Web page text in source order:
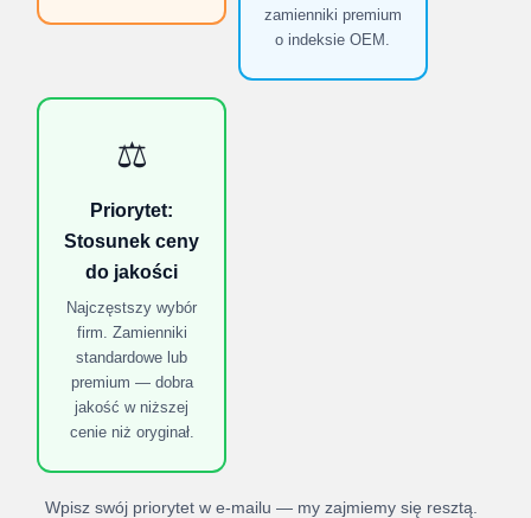
zamienniki premium
o indeksie OEM.
⚖️
Priorytet:
Stosunek ceny
do jakości
Najczęstszy wybór
firm. Zamienniki
standardowe lub
premium — dobra
jakość w niższej
cenie niż oryginał.
Wpisz swój priorytet w e-mailu — my zajmiemy się resztą.